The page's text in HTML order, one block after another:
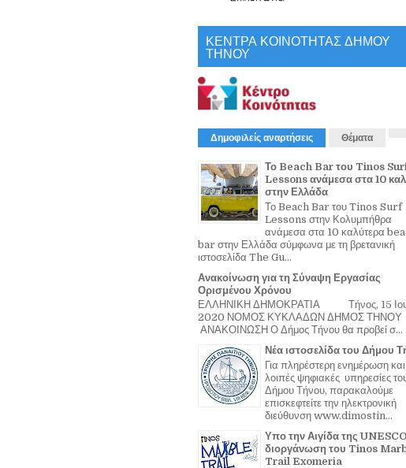
ΚΕΝΤΡΑ ΚΟΙΝΟΤΗΤΑΣ ΔΗΜΟΥ
ΤΗΝΟΥ
Δημοφιλείς αναρτήσεις Θέματα
Το Beach Bar του Tinos
Lessons ανάμεσα στα 10
στην Ελλάδα
Το Beach Bar του Tinos Surf
Lessons στην Κολυμπήθρα
ανάμεσα στα 10 καλύτερα
bar στην Ελλάδα σύμφωνα με τη βρετανική
ιστοσελίδα The Gu...
Ανακοίνωση για τη Σύναψη Εργασίας
Ορισμένου Χρόνου
ΕΛΛΗΝΙΚΗ ΔΗΜΟΚΡΑΤΙΑ Τήνος, 15
2020 ΝΟΜΟΣ ΚΥΚΛΑΔΩΝ ΔΗΜΟΣ
ΑΝΑΚΟΙΝΩΣΗ Ο Δήμος Τήνου θα προβεί σ...
Νέα ιστοσελίδα του Δήμου
Για πληρέστερη ενημέρωση και
λοιπές ψηφιακές υπηρεσίες
Δήμου Τήνου, παρακαλούμε
επισκεφτείτε την ηλεκτρονική
διεύθυνση www.dimostin...
Υπο την Αιγίδα της
διοργάνωση του Tinos
Trail Exomeria